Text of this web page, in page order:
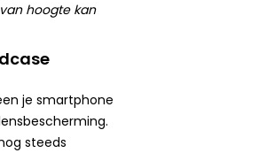
hoogte kan
je smartphone
steeds